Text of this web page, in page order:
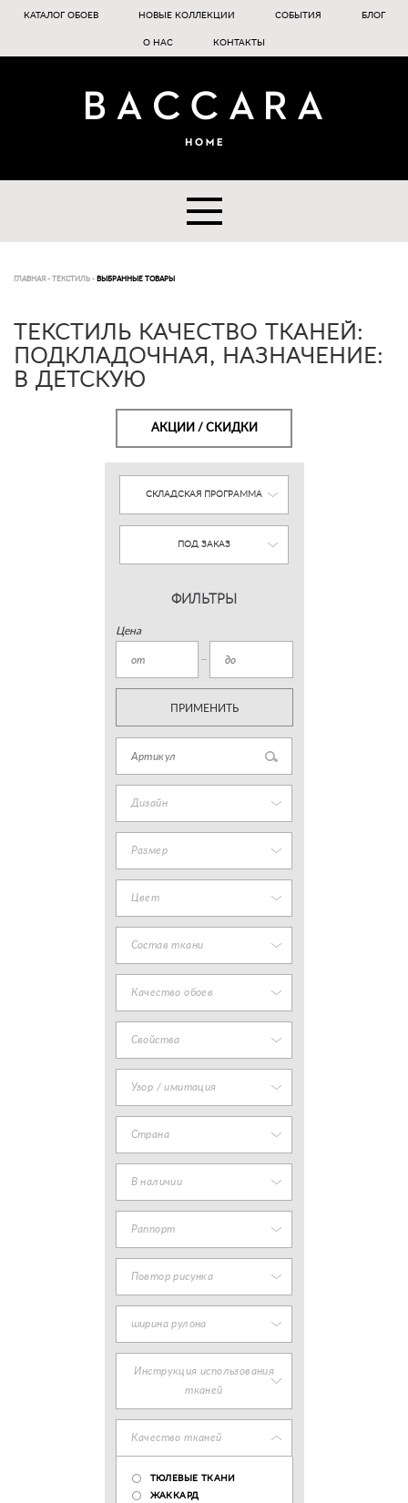
КАТАЛОГ ОБОЕВ НОВЫЕ КОЛЛЕКЦИИ СОБЫТИЯ БЛОГ
О НАС КОНТАКТЫ
ГЛАВНАЯ - ТЕКСТИЛЬ - ВЫБРАННЫЕ ТОВАРЫ
ТЕКСТИЛЬ КАЧЕСТВО ТКАНЕЙ:
ПОДКЛАДОЧНАЯ, НАЗНАЧЕНИЕ:
В ДЕТСКУЮ
АКЦИИ / СКИДКИ
СКЛАДСКАЯ ПРОГРАММА
ПОД ЗАКАЗ
ФИЛЬТРЫ
Цена
ПРИМЕНИТЬ
Дизайн
Размер
Цвет
Состав ткани
Качество обоев
Свойства
Узор / имитация
Страна
В наличии
Раппорт
Повтор рисунка
ширина рулона
Инструкция использования
тканей
Качество тканей
ТЮЛЕВЫЕ ТКАНИ
ЖАККАРД